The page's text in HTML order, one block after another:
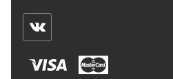
ул.Советская, 25, магазин Басег.
Тел./факс (342) 2101242